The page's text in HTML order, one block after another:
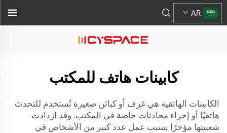
AR
كابينات هاتف للمكتب
الكابينات الهاتفية هي غرف أو كبائن صغيرة تُستخدم للتحدث
هاتفيًا أو إجراء محادثات خاصة في المكتب. وقد ازدادت
شعبيتها مؤخرًا بسبب عمل عدد كبير من الأشخاص في